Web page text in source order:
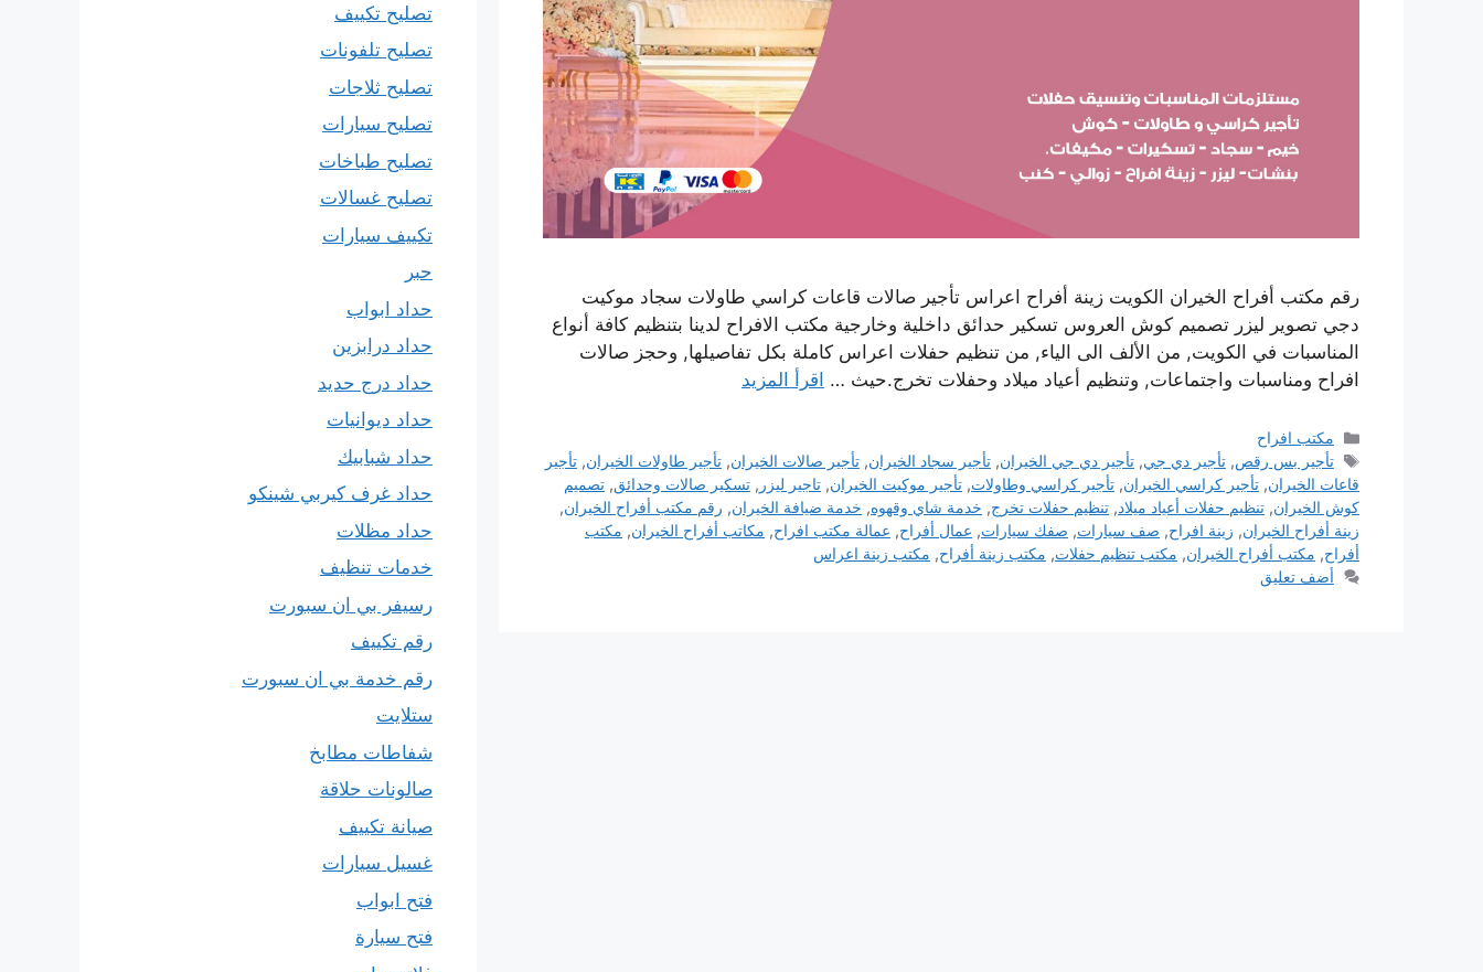
رقم مكتب أفراح الخيران الكويت زينة أفراح اعراس تأجير صالات قاعات كراسي طاولات سجاد موكيت
دجي تصوير ليزر تصميم كوش العروس تسكير حدائق داخلية وخارجية مكتب الافراح لدينا بتنظيم كافة أنواع
المناسبات في الكويت, من الألف الى الياء, من تنظيم حفلات اعراس كاملة بكل تفاصيلها, وحجز صالات
افراح ومناسبات واجتماعات, وتنظيم أعياد ميلاد وحفلات تخرج.حيث … اقرأ المزيد
التصنيفات
مكتب افراح
الوسوم
تأجير بس رقص,تأجير دي جي,تأجير دي جي الخيران,تأجير سجاد الخيران,تأجير صالات الخيران,تأجير طاولات الخيران,تأجير
قاعات الخيران, تأجير كراسي الخيران, تأجير كراسي وطاولات, تأجير موكيت الخيران, تاجير ليزر , تسكير صالات وحدائق, تصميم
كوش الخيران, تنظيم حفلات أعياد ميلاد, تنظيم حفلات تخرج, خدمة شاي وقهوه, خدمة ضيافة الخيران, رقم مكتب أفراح الخيران,
زينة أفراح الخيران, زينة افراح, صف سيارات, صفك سيارات, عمال أفراح, عمالة مكتب افراح, مكاتب أفراح الخيران, مكتب
أفراح, مكتب أفراح الخيران, مكتب تنظيم حفلات, مكتب زينة أفراح, مكتب زينة اعراس
أضف تعليق
تصليح تكييف
تصليح تلفونات
تصليح ثلاجات
تصليح سيارات
تصليح طباخات
تصليح غسالات
تكييف سيارات
حبر
حداد ابواب
حداد درابزين
حداد درج حديد
حداد ديوانيات
حداد شبابيك
حداد غرف كيربي شينكو
حداد مظلات
خدمات تنظيف
رسيفر بي ان سبورت
رقم تكييف
رقم خدمة بي ان سبورت
ستلايت
شفاطات مطابخ
صالونات حلاقة
صيانة تكييف
غسيل سيارات
فتح ابواب
فتح سيارة